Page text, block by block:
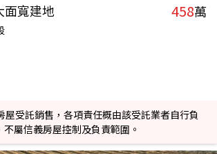
面寬建地 458萬
受託銷售，各項責任概由該受託業者自行負
不屬信義房屋控制及負責範圍。